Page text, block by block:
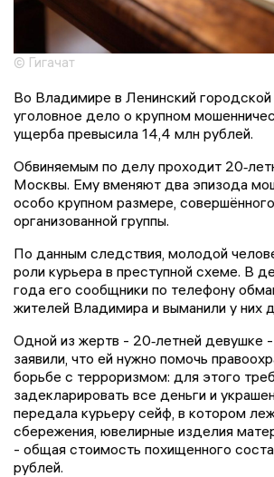
© Гигачат
Во Владимире в Ленинский городской
уголовное дело о крупном
ущерба превысила 14,4 млн рублей.
Обвиняемым по делу проходит
Москвы. Ему вменяют два эпизода
особо крупном размере,
организованной группы.
По данным следствия, молодой
роли курьера в преступной схеме. В
года его сообщники по телефону
жителей Владимира и выманили у них
Одной из жертв - 20‑летней девушке
заявили, что ей нужно помочь
борьбе с терроризмом: для этого
задекларировать все деньги и
передала курьеру сейф, в котором
сбережения, ювелирные изделия
- общая стоимость похищенного
рублей.